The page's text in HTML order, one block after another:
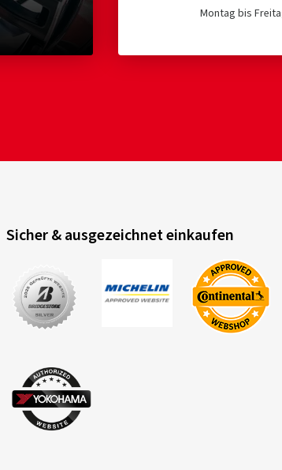
Montag bis
Sicher & ausgezeichnet einkaufen